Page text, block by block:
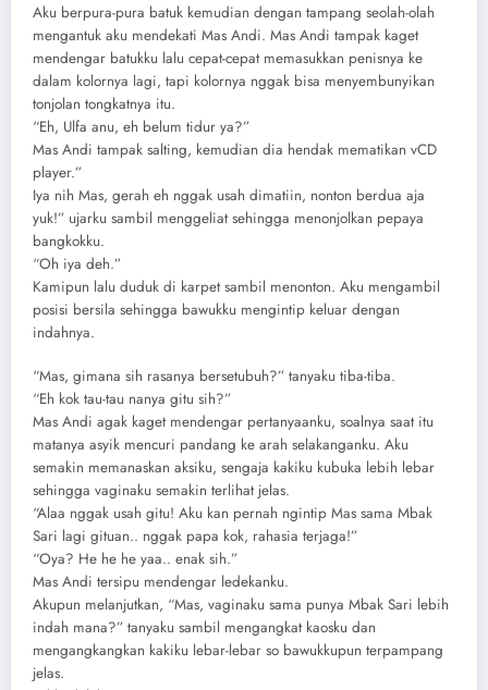
Aku berpura-pura batuk kemudian dengan tampang seolah-olah
mengantuk aku mendekati Mas Andi. Mas Andi tampak kaget
mendengar batukku lalu cepat-cepat memasukkan penisnya ke
dalam kolornya lagi, tapi kolornya nggak bisa menyembunyikan
tonjolan tongkatnya itu.
“Eh, Ulfa anu, eh belum tidur ya?”
Mas Andi tampak salting, kemudian dia hendak mematikan vCD
player.”
Iya nih Mas, gerah eh nggak usah dimatiin, nonton berdua aja
yuk!” ujarku sambil menggeliat sehingga menonjolkan pepaya
bangkokku.
“Oh iya deh.”
Kamipun lalu duduk di karpet sambil menonton. Aku mengambil
posisi bersila sehingga bawukku mengintip keluar dengan
indahnya.
“Mas, gimana sih rasanya bersetubuh?” tanyaku tiba-tiba.
“Eh kok tau-tau nanya gitu sih?”
Mas Andi agak kaget mendengar pertanyaanku, soalnya saat itu
matanya asyik mencuri pandang ke arah selakanganku. Aku
semakin memanaskan aksiku, sengaja kakiku kubuka lebih lebar
sehingga vaginaku semakin terlihat jelas.
“Alaa nggak usah gitu! Aku kan pernah ngintip Mas sama Mbak
Sari lagi gituan.. nggak papa kok, rahasia terjaga!”
“Oya? He he he yaa.. enak sih.”
Mas Andi tersipu mendengar ledekanku.
Akupun melanjutkan, “Mas, vaginaku sama punya Mbak Sari lebih
indah mana?” tanyaku sambil mengangkat kaosku dan
mengangkangkan kakiku lebar-lebar so bawukkupun terpampang
jelas.